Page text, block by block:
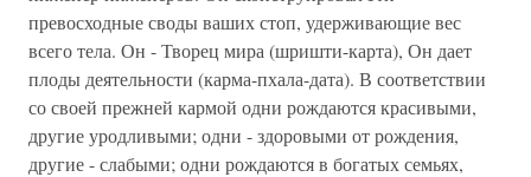
превосходные своды ваших стоп, удерживающие вес
всего тела. Он - Творец мира (шришти-карта), Он дает
плоды деятельности (карма-пхала-дата). В соответствии
со своей прежней кармой одни рождаются красивыми,
другие уродливыми; одни - здоровыми от рождения,
другие - слабыми; одни рождаются в богатых семьях,